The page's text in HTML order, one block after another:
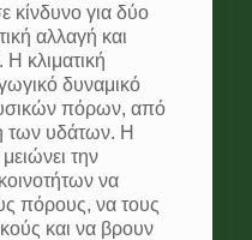
κίνδυνο για δύο
αλλαγή και
κλιματική
δυναμικό
πόρων, από
των υδάτων. Η
την
να
πόρους, να τους
και να βρουν